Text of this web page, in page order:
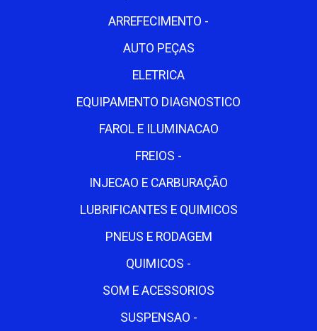
ARREFECIMENTO -
AUTO PEÇAS
ELETRICA
EQUIPAMENTO DIAGNOSTICO
FAROL E ILUMINACAO
FREIOS -
INJECAO E CARBURAÇÃO
LUBRIFICANTES E QUIMICOS
PNEUS E RODAGEM
QUIMICOS -
SOM E ACESSORIOS
SUSPENSAO -